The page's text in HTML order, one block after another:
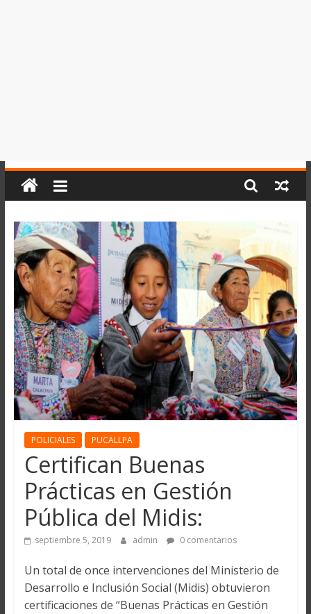
POLICIALES PUCALLPA
Certifican Buenas
Prácticas en Gestión
Pública del Midis:
septiembre 5, 2019 admin 0 comentarios
Un total de once intervenciones del Ministerio de
Desarrollo e Inclusión Social (Midis) obtuvieron
certificaciones de “Buenas Prácticas en Gestión